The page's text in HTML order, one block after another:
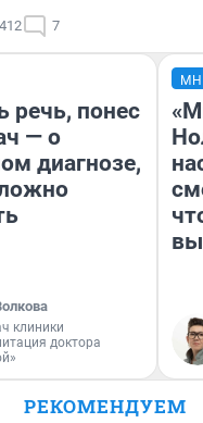
7
речь, понес
— о
диагнозе,
клиники
доктора
РЕКОМЕНДУЕМ